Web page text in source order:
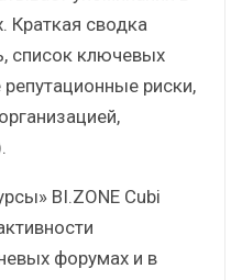
Краткая сводка
список ключевых
риски,
BI.ZONE Cubi
форумах и в